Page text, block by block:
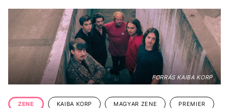
FORRÁS KAIBA KORP
ZENE KAIBA KORP MAGYAR ZENE PREMIER